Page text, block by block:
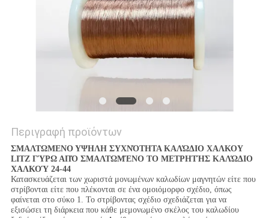
Περιγραφή προϊόντων
ΣΜΑΛΤΩΜΕΝΟ ΥΨΗΛΗ ΣΥΧΝΌΤΗΤΑ ΚΑΛΏΔΙΟ ΧΑΛΚΟΥ
LITZ ΓΎΡΩ ΑΠΌ ΣΜΑΛΤΩΜΈΝΟ ΤΟ ΜΕΤΡΗΤΉΣ ΚΑΛΏΔΙΟ
ΧΑΛΚΟΎ 24-44
Κατασκευάζεται των χωριστά μονωμένων καλωδίων μαγνητών είτε που
στρίβονται είτε που πλέκονται σε ένα ομοιόμορφο σχέδιο, όπως
φαίνεται στο σύκο 1. Το στρίβοντας σχέδιο σχεδιάζεται για να
εξισώσει τη διάρκεια που κάθε μεμονωμένο σκέλος του καλωδίου